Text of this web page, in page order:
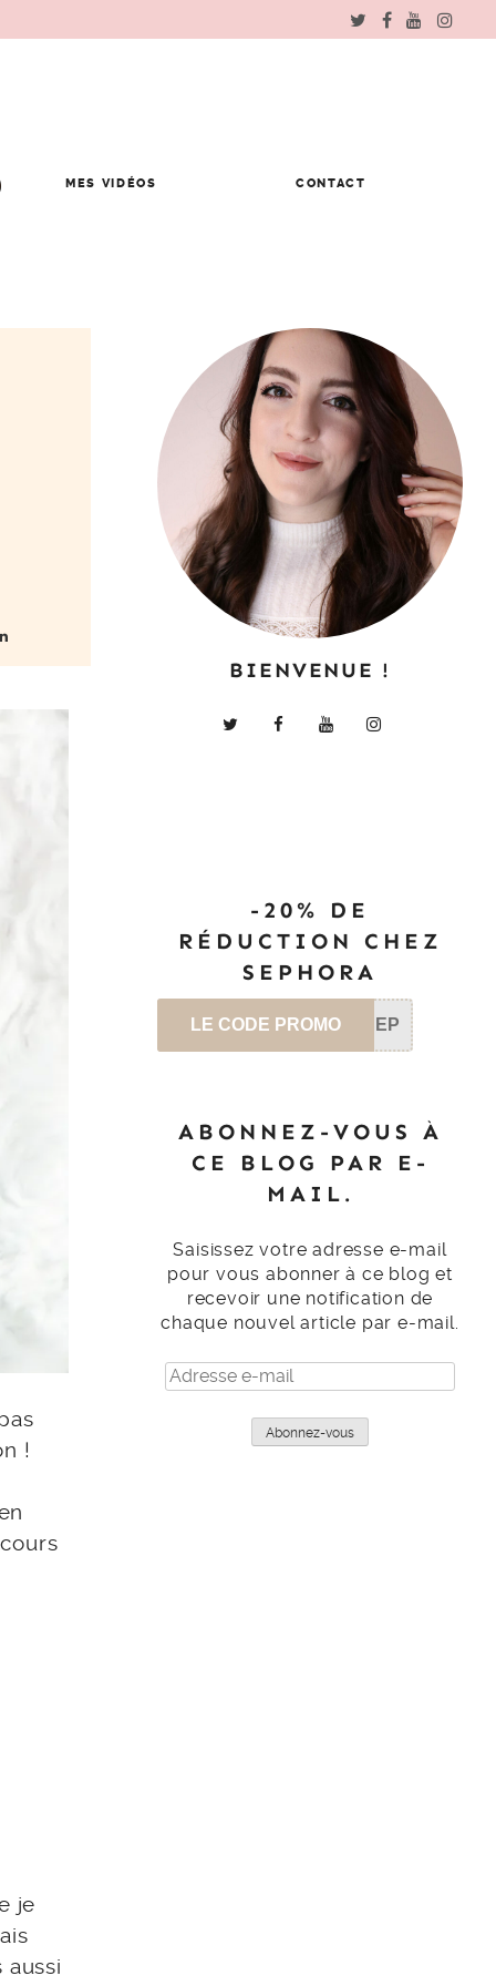
MES VIDÉOS CONTACT
!
je
BIENVENUE !
-20% DE
RÉDUCTION CHEZ
SEPHORA
LE CODE PROMO SEP
ABONNEZ-VOUS À
CE BLOG PAR E-
MAIL.
Saisissez votre adresse e-mail
pour vous abonner à ce blog et
recevoir une notification de
chaque nouvel article par e-mail.
Adresse
e-
Abonnez-vous